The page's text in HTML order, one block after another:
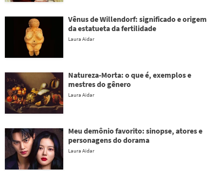
Vênus de Willendorf: significado e origem
da estatueta da fertilidade
Laura Aidar
Natureza-Morta: o que é, exemplos e
mestres do gênero
Laura Aidar
Meu demônio favorito: sinopse, atores e
personagens do dorama
Laura Aidar